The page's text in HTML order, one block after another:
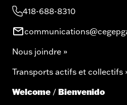
418-688-8310
Nous joindre »
Transports actifs et collectifs
Welcome / Bienvenido